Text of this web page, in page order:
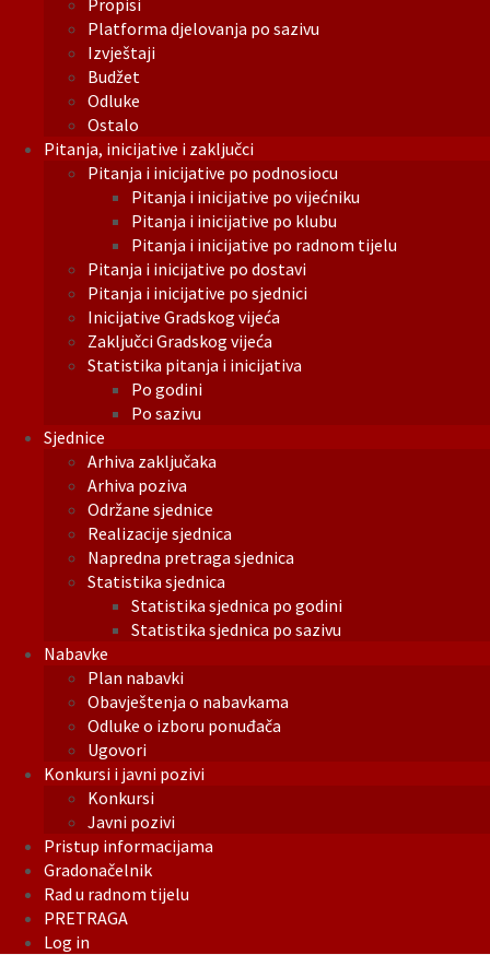
Propisi
Platforma djelovanja po sazivu
Izvještaji
Budžet
Odluke
Ostalo
Pitanja, inicijative i zaključci
Pitanja i inicijative po podnosiocu
Pitanja i inicijative po vijećniku
Pitanja i inicijative po klubu
Pitanja i inicijative po radnom tijelu
Pitanja i inicijative po dostavi
Pitanja i inicijative po sjednici
Inicijative Gradskog vijeća
Zaključci Gradskog vijeća
Statistika pitanja i inicijativa
Po godini
Po sazivu
Sjednice
Arhiva zaključaka
Arhiva poziva
Održane sjednice
Realizacije sjednica
Napredna pretraga sjednica
Statistika sjednica
Statistika sjednica po godini
Statistika sjednica po sazivu
Nabavke
Plan nabavki
Obavještenja o nabavkama
Odluke o izboru ponuđača
Ugovori
Konkursi i javni pozivi
Konkursi
Javni pozivi
Pristup informacijama
Gradonačelnik
Rad u radnom tijelu
PRETRAGA
Log in